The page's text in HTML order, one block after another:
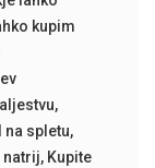
kupim
,
na spletu,
natrij, Kupite